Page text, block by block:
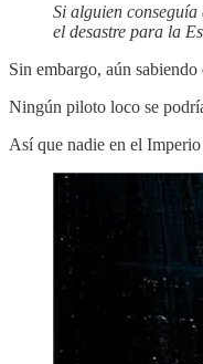
Si alguien
el desastre para la
Sin embargo, aún
Ningún piloto loco se
Así que nadie en el